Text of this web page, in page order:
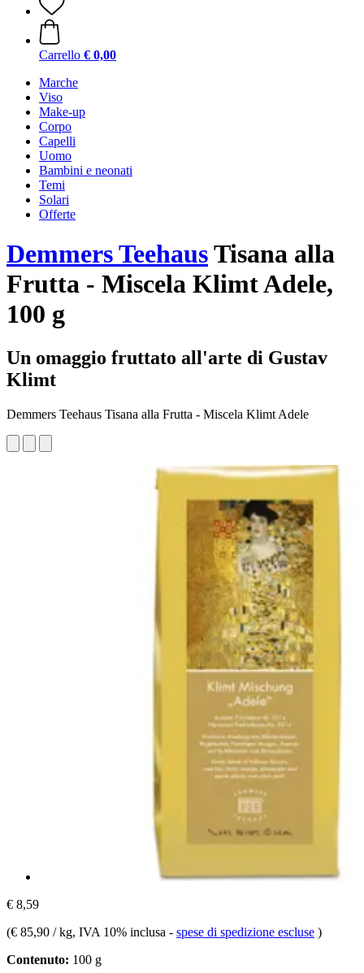
Carrello € 0,00
Marche
Viso
Make-up
Corpo
Capelli
Uomo
Bambini e neonati
Temi
Solari
Offerte
Demmers TeehausTisana alla
Frutta - Miscela Klimt Adele,
100 g
Un omaggio fruttato all'arte di Gustav
Klimt
Demmers Teehaus Tisana alla Frutta - Miscela Klimt Adele
€ 8,59
(€ 85,90 / kg, IVA 10% inclusa - spese di spedizione escluse )
Contenuto: 100 g